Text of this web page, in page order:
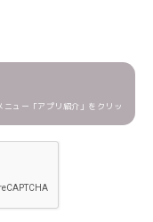
ュー「アプリ紹介」をクリッ